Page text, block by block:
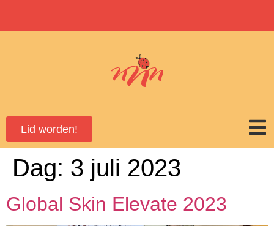
Lid worden!
Dag: 3 juli 2023
Global Skin Elevate 2023